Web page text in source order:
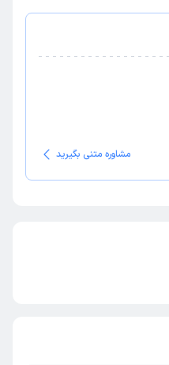
مشاوره متنی بگیرید